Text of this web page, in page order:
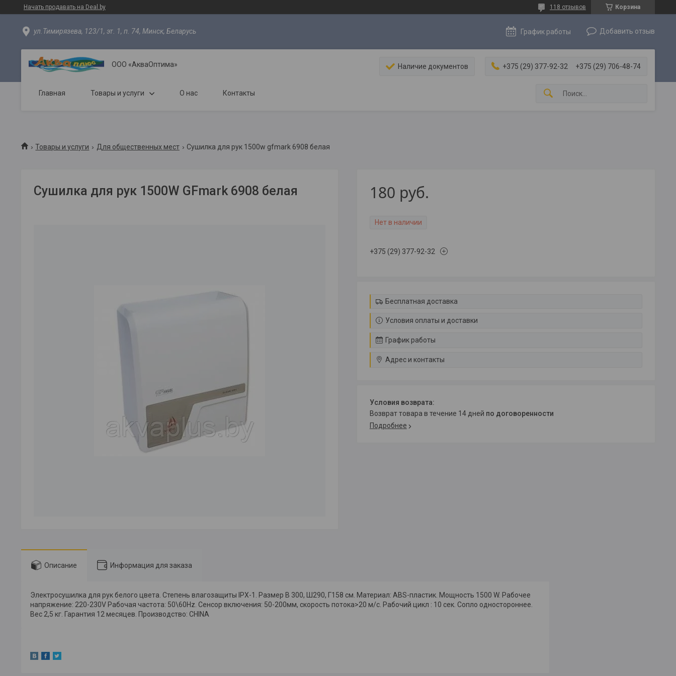
Начать продавать на Deal.by Корзина
118 отзывов
ул.Тимирязева, 123/1, эт. 1, п. 74, Минск, Беларусь График работы Добавить отзыв
ООО «АкваОптима» Наличие документов +375 (29) 377-92-32 +375 (29) 706-48-74
Главная Товары и услуги О нас Контакты
Товары и услуги Для общественных мест Сушилка для рук 1500w gfmark 6908 белая
Сушилка для рук 1500W GFmark 6908 белая 180 руб.
Нет в наличии
+375 (29) 377-92-32
Бесплатная доставка
Условия оплаты и доставки
График работы
Адрес и контакты
возврат товара в течение 14 дней по договоренности
Подробнее
Описание Информация для заказа
Электросушилка для рук белого цвета. Степень влагозащиты IPX-1. Размер В 300, Ш290, Г158 см. Материал: ABS-пластик. Мощность 1500 W. Рабочее
напряжение: 220-230V Рабочая частота: 50\60Hz. Сенсор включения: 50-200мм, скорость потока>20 м/с. Рабочий цикл : 10 сек. Сопло одностороннее.
Вес 2,5 кг. Гарантия 12 месяцев. Производство: CHINA